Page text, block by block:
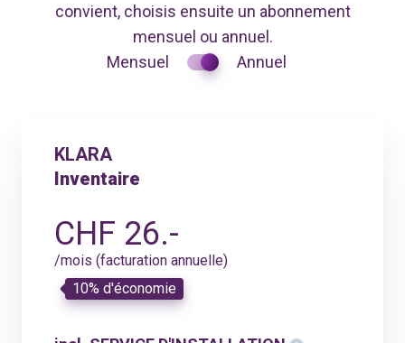
convient, choisis ensuite un abonnement
mensuel ou annuel.
Mensuel
Annuel
KLARA
Inventaire
CHF 26.-
/mois (facturation annuelle)
10% d'économie